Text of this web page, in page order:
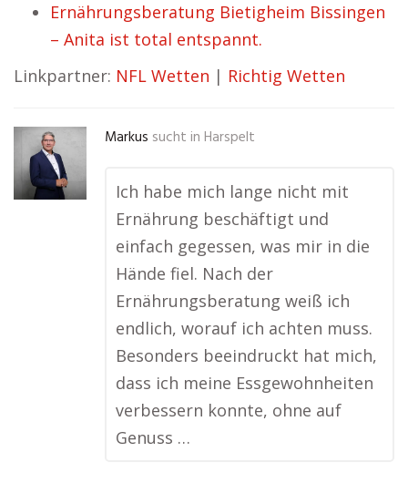
Ernährungsberatung Bietigheim Bissingen
– Anita ist total entspannt.
Linkpartner: NFL Wetten | Richtig Wetten
Markus sucht in Harspelt
Ich habe mich lange nicht mit
Ernährung beschäftigt und
einfach gegessen, was mir in die
Hände fiel. Nach der
Ernährungsberatung weiß ich
endlich, worauf ich achten muss.
Besonders beeindruckt hat mich,
dass ich meine Essgewohnheiten
verbessern konnte, ohne auf
Genuss …